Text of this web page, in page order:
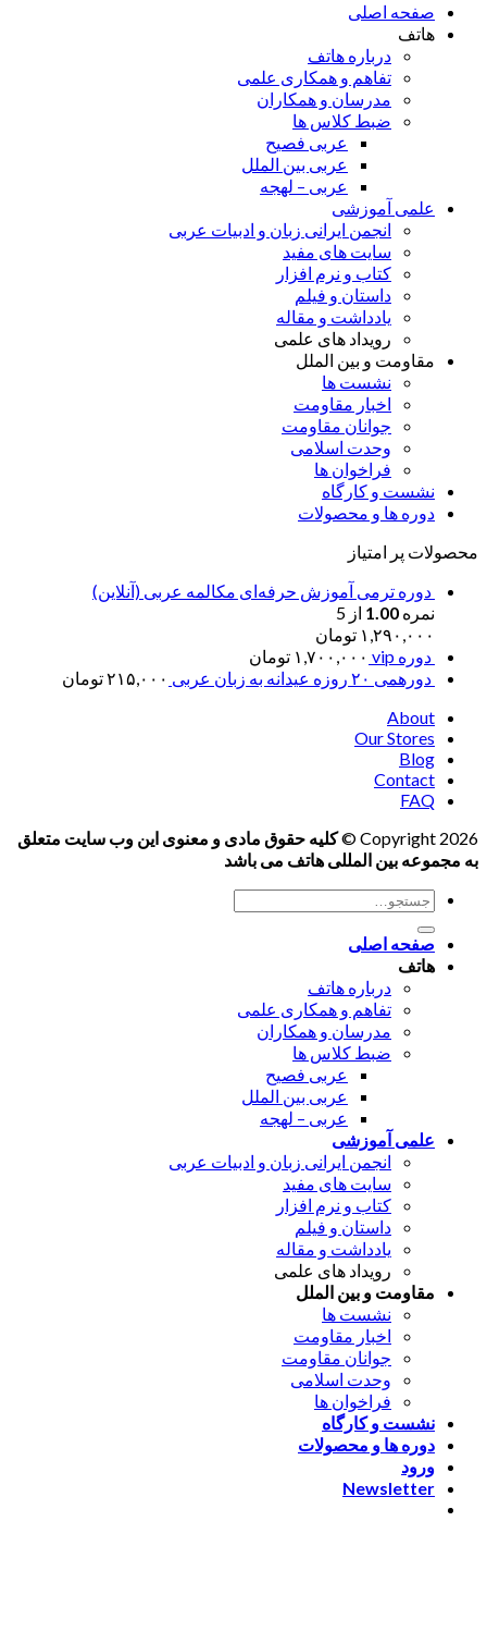
صفحه اصلی
هاتف
درباره هاتف
تفاهم و همکاری علمی
مدرسان و همکاران
ضبط کلاس ها
عربی فصیح
عربی بین الملل
عربی – لهجه
علمی آموزشی
انجمن ایرانی زبان و ادبیات عربی
سایت های مفید
کتاب و نرم افزار
داستان و فیلم
یادداشت و مقاله
رویداد های علمی
مقاومت و بین الملل
نشست ها
اخبار مقاومت
جوانان مقاومت
وحدت اسلامی
فراخوان ها
نشست و کارگاه
دوره ها و محصولات
محصولات پر امتیاز
دوره ترمی آموزش حرفه‌ای مکالمه عربی (آنلاین)
نمره 1.00 از 5
۱,۲۹۰,۰۰۰ تومان
دوره vip
۱,۷۰۰,۰۰۰ تومان
دورهمی ۲۰ روزه عیدانه به زبان عربی
۲۱۵,۰۰۰تومان
About
Our Stores
Blog
Contact
FAQ
Copyright 2026 ©
کلیه حقوق مادی و معنوی این وب سایت متعلق
به مجموعه بین المللی هاتف می باشد
جستجو
صفحه اصلی
هاتف
درباره هاتف
تفاهم و همکاری علمی
مدرسان و همکاران
ضبط کلاس ها
عربی فصیح
عربی بین الملل
عربی – لهجه
علمی آموزشی
انجمن ایرانی زبان و ادبیات عربی
سایت های مفید
کتاب و نرم افزار
داستان و فیلم
یادداشت و مقاله
رویداد های علمی
مقاومت و بین الملل
نشست ها
اخبار مقاومت
جوانان مقاومت
وحدت اسلامی
فراخوان ها
نشست و کارگاه
دوره ها و محصولات
ورود
Newsletter